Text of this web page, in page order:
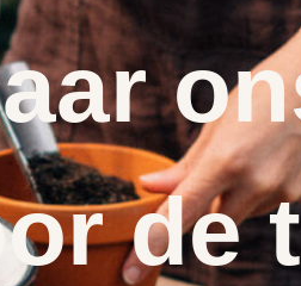
de